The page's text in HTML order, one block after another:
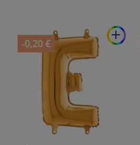
add
-0,20 €